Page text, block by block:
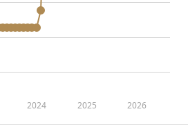
2024 2025 2026